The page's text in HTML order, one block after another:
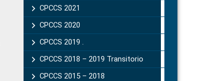
CPCCS 2021
CPCCS 2020
CPCCS 2019 .
CPCCS 2018 – 2019 Transitorio
CPCCS 2015 – 2018